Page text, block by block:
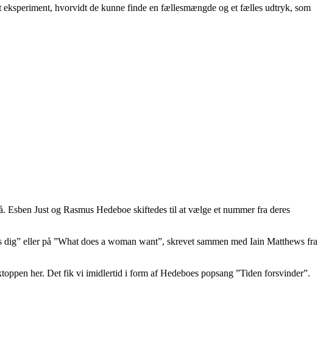
eksperiment, hvorvidt de kunne finde en fællesmængde og et fælles udtryk, som
Esben Just og Rasmus Hedeboe skiftedes til at vælge et nummer fra deres
eller på ”What does a woman want”, skrevet sammen med Iain Matthews fra
her. Det fik vi imidlertid i form af Hedeboes popsang ”Tiden forsvinder”.